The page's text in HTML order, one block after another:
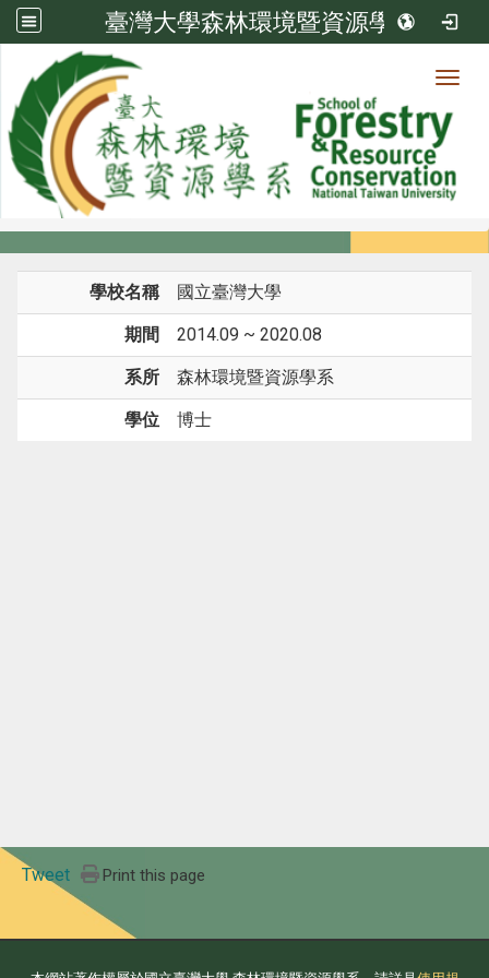
臺灣大學森林環境暨資源學系
系所成員
系所成員
學校名稱 國立臺灣大學
期間 2014.09 ~ 2020.08
系所 森林環境暨資源學系
學位 博士
Tweet Print this page